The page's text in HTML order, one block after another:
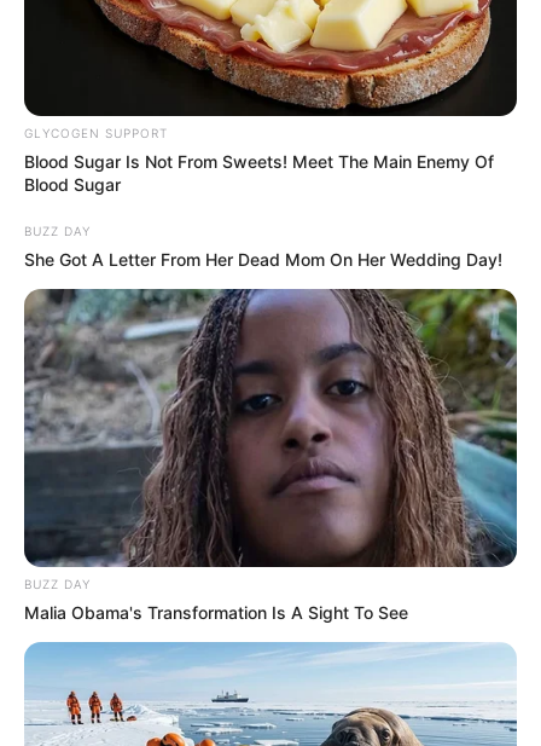
Apa kewarganegaraannya?
Kewarganegaraannya adalah Indonesia.
Sebuah kesuksesan perlu adanya perjuangan dan kerja keras yang
harus dilakukan secara maksimal. Itulah yang diyakini oleh artis
cantik Wika Salim dalam berkarier.
yang bertahan hingga sekarang.
TAGS AKTRIS PENYANYI PRESENTER
SELEBRITI INDONESIA
WIKA SALIM
GLYCOGEN SUPPORT
Blood Sugar Is Not From Sweets! Meet The Main Enemy Of
Blood Sugar
BUZZ DAY
She Got A Letter From Her Dead Mom On Her Wedding Day!
BUZZ DAY
Malia Obama's Transformation Is A Sight To See